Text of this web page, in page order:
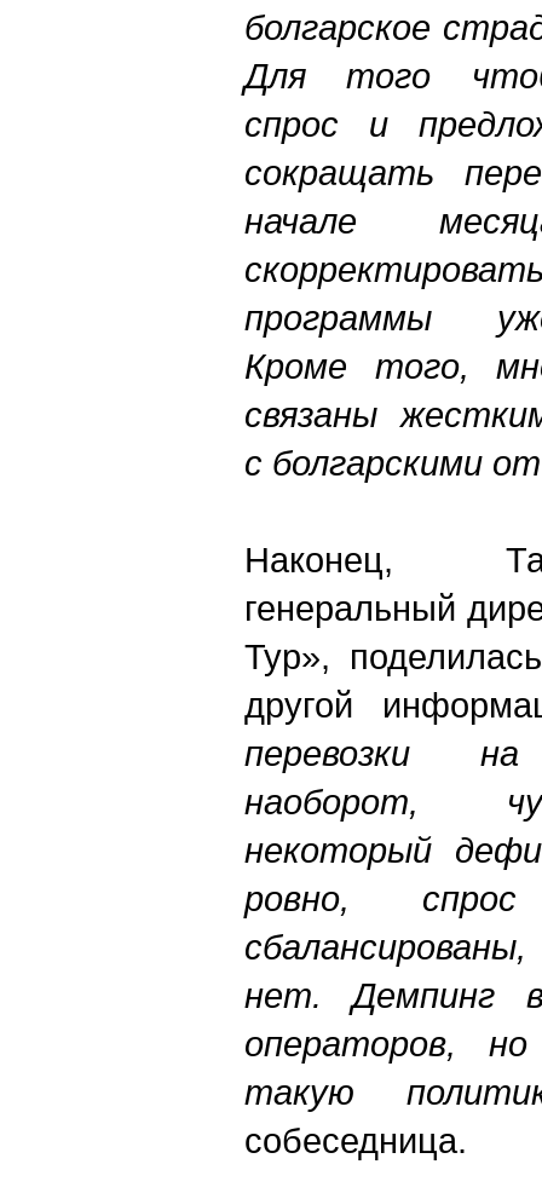
болгарское
Для того
спрос и
сокращать
начале
программы
Кроме того,
связаны
с болгарскими
Наконец,
генеральный
Тур»,
другой
перевозки
наоборот,
некоторый
ровно,
нет. Демпинг
операторов,
такую
собеседница.